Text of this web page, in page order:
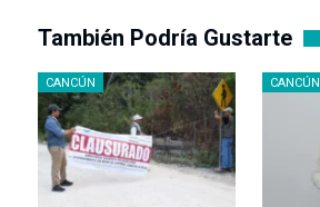
También Podría Gustarte
CANCÚN CANCÚN